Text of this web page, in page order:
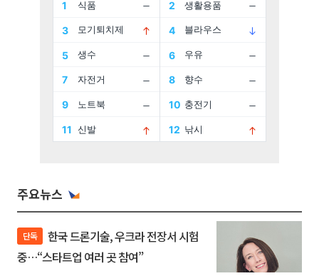
주요뉴스
단독
중…“스타트업 여러 곳 참여”